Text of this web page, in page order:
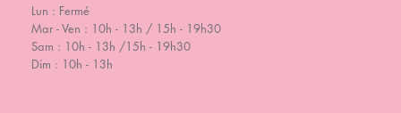
Lun : Fermé
Mar - Ven : 10h - 13h / 15h - 19h30
Sam : 10h - 13h /15h - 19h30
Dim : 10h - 13h